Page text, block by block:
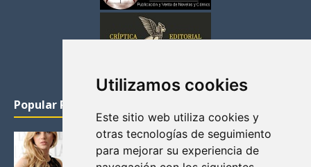
Utilizamos cookies
Este sitio web utiliza cookies y
otras tecnologías de seguimiento
para mejorar su experiencia de
Popular Posts
KATHERYN WINNICK: LA ACTRIZ MAS GUAPA DE
VIKINGOS